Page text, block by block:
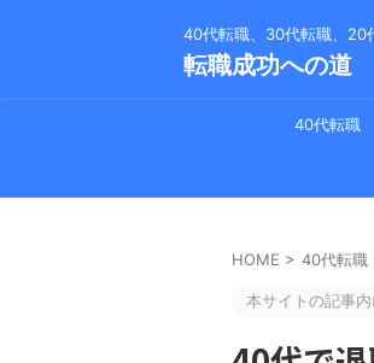
40代転職、30代転職、20
転職成功への道
40代転職
HOME > 40代転職
本サイトの記事